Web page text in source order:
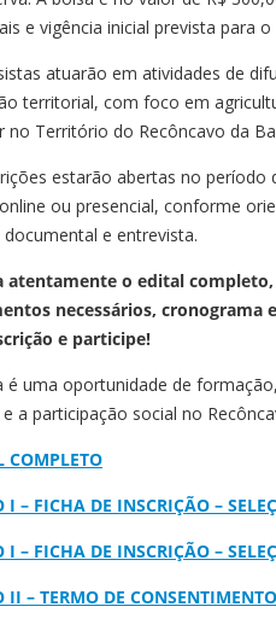
e vigência inicial prevista para
atuarão em atividades de
territorial, com foco em
no Território do Recôncavo da
estarão abertas no período
ou presencial, conforme
documental e entrevista.
atentamente o edital
necessários,
e participe!
é uma oportunidade de
a participação social no
COMPLETO
I – FICHA DE INSCRIÇÃO –
I – FICHA DE INSCRIÇÃO –
II – TERMO DE